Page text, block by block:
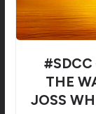
#SDCC
THE
JOSS